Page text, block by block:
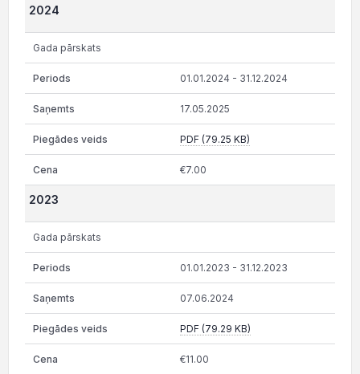
2024
Gada pārskats
01.01.2024 - 31.12.2024
17.05.2025
PDF (79.25 KB)
€7.00
2023
Gada pārskats
01.01.2023 - 31.12.2023
07.06.2024
PDF (79.29 KB)
€11.00